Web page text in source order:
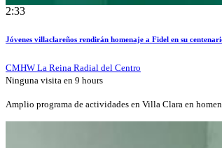
2:33
Jóvenes villaclareños rendirán homenaje a Fidel en su
CMHW La Reina Radial del Centro
Ninguna visita en 9 hours
Amplio programa de actividades en Villa Clara en